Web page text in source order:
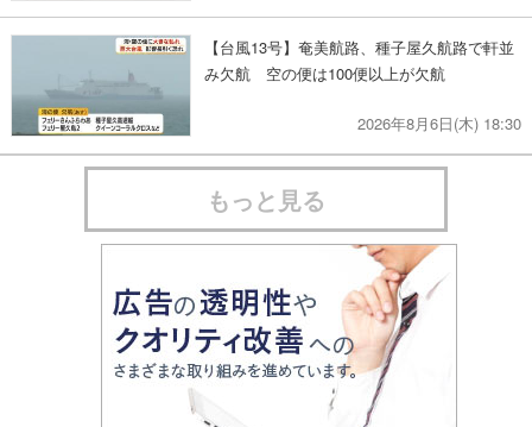
【台風13号】奄美航路、種子屋久航路で軒並
み欠航 空の便は100便以上が欠航
2026年8月6日(木) 18:30
もっと見る